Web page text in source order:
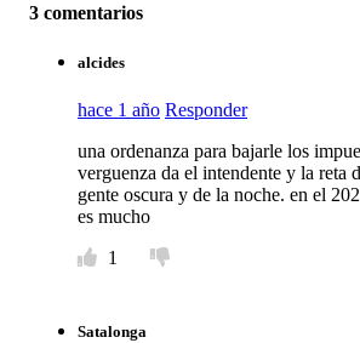
3 comentarios
alcides
hace 1 año Responder
una ordenanza para bajarle los
verguenza da el intendente y la reta
gente oscura y de la noche. en el
es mucho
1
Satalonga